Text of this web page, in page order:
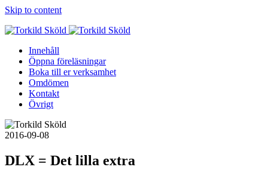
Skip to content
Innehåll
Öppna föreläsningar
Boka till er verksamhet
Omdömen
Kontakt
Övrigt
2016-09-08
DLX = Det lilla extra